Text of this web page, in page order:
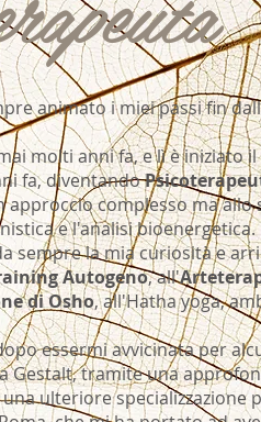
animato i miei passi fin
molti anni fa, e lì è iniziato
fa, diventando
complesso ma allo
e l'analisi bioenergetica.
sempre la mia curiosità e
Autogeno, all'
di Osho, all'Hatha yoga,
essermi avvicinata per
Gestalt, tramite una
ulteriore specializzazione